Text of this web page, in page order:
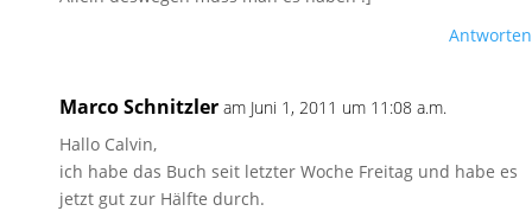
Antworten
Marco Schnitzler am Juni 1, 2011 um 11:08 a.m.
Hallo Calvin,
ich habe das Buch seit letzter Woche Freitag und habe es
jetzt gut zur Hälfte durch.